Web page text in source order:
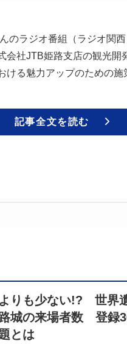
のラジオ番組（ラジオ関
会社JTB姫路支店の観光開
ける魅力アップのための
記事全文を読む
りも少ない!? 世界
城の来場者数 登録
とは